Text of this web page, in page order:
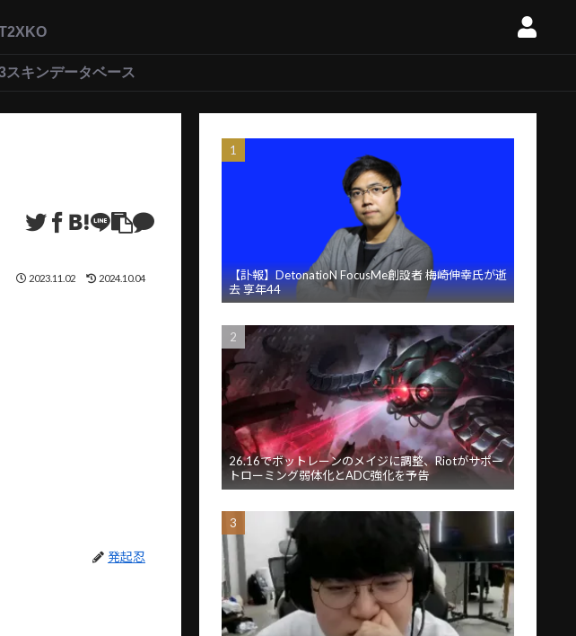
2XKO
スキンデータベース
2023.11.02 2024.10.04
発起忍
【訃報】DetonatioN FocusMe創設者 梅崎伸幸氏が逝
去 享年44
26.16でボットレーンのメイジに調整、Riotがサポー
トローミング弱体化とADC強化を予告